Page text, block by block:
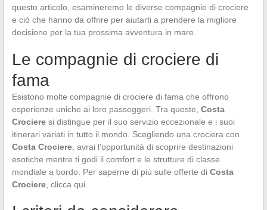
questo articolo, esamineremo le diverse compagnie di crociere
e ciò che hanno da offrire per aiutarti a prendere la migliore
decisione per la tua prossima avventura in mare.
Le compagnie di crociere di
fama
Esistono molte compagnie di crociere di fama che offrono
esperienze uniche ai loro passeggeri. Tra queste, Costa
Crocieresi distingue per il suo servizio eccezionale e i suoi
itinerari variati in tutto il mondo. Scegliendo una crociera con
Costa Crociere, avrai l’opportunità di scoprire destinazioni
esotiche mentre ti godi il comfort e le strutture di classe
mondiale a bordo. Per saperne di più sulle offerte di Costa
Crociere, clicca qui.